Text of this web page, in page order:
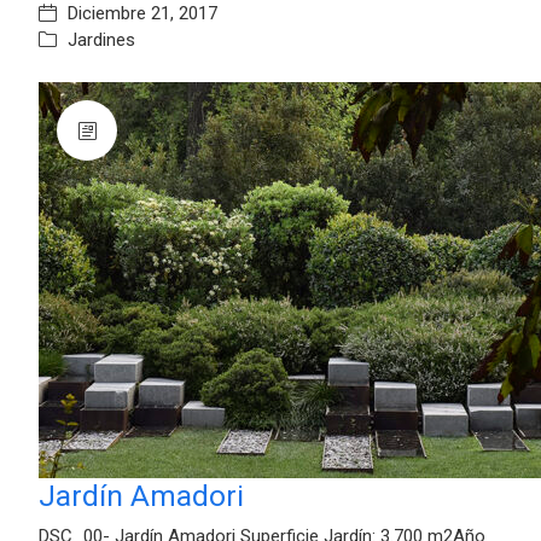
Diciembre 21, 2017
Jardines
Jardín Amadori
DSC_00- Jardín Amadori Superficie Jardín: 3.700 m2Año